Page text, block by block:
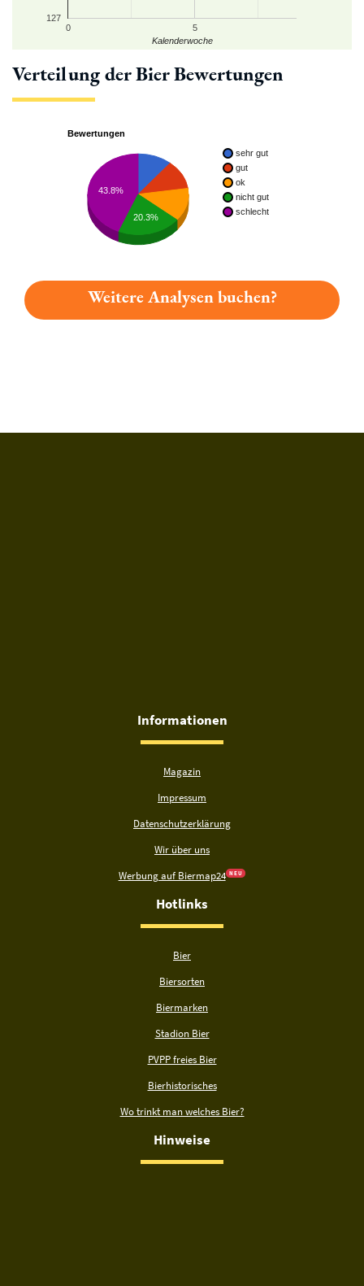
0 5
127
Kalenderwoche
Verteilung der Bier Bewertungen
Bewertungen
sehr gut
gut
ok
nicht gut
schlecht
43.8%
20.3%
Weitere Analysen buchen?
Informationen
Magazin
Impressum
Datenschutzerklärung
Wir über uns
Werbung auf Biermap24 N E U
Hotlinks
Bier
Biersorten
Biermarken
Stadion Bier
PVPP freies Bier
Bierhistorisches
Wo trinkt man welches Bier?
Hinweise